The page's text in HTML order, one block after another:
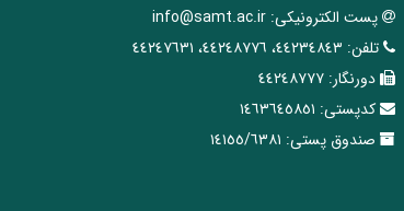
پست الکترونیکی: info@samt.ac.ir
تلفن: ٤٤٢٣٤٨٤٣، ٤٤٢٤٨٧٧٦، ٤٤٢٤٧٦٣١
دورنگار: ٤٤٢٤٨٧٧٧
کدپستی: ١٤٦٣٦٤٥٨٥١
صندوق پستی: ١٤١٥٥/٦٣٨١